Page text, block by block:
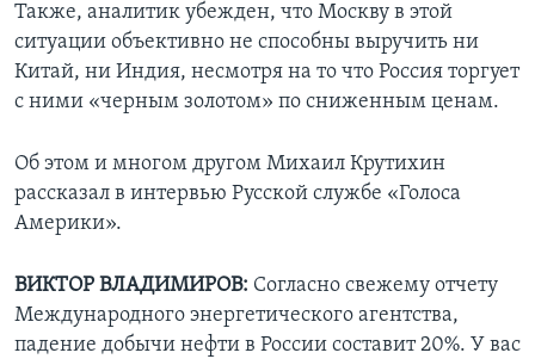
Также, аналитик убежден, что Москву в этой
ситуации объективно не способны выручить ни
Китай, ни Индия, несмотря на то что Россия торгует
с ними «черным золотом» по сниженным ценам.
Об этом и многом другом Михаил Крутихин
рассказал в интервью Русской службе «Голоса
Америки».
ВИКТОР ВЛАДИМИРОВ: Согласно свежему отчету
Международного энергетического агентства,
падение добычи нефти в России составит 20%. У вас